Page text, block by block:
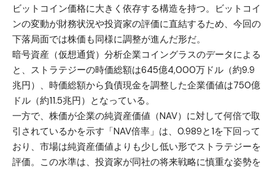
ビットコイン価格に大きく依存する構造を持つ。ビットコイ
ンの変動が財務状況や投資家の評価に直結するため、今回の
下落局面では株価も同様に調整が進んだ形だ。
暗号資産（仮想通貨）分析企業コイングラスのデータによる
と、ストラテジーの時価総額は645億4,000万ドル（約9.9
兆円）、時価総額から負債現金を調整した企業価値は750億
ドル（約11.5兆円）となっている。
一方で、株価が企業の純資産価値（NAV）に対して何倍で取
引されているかを示す「NAV倍率」は、0.989と1を下回って
おり、市場は純資産価値よりも少し低い形でストラテジーを
評価。この水準は、投資家が同社の将来戦略に慎重な姿勢を